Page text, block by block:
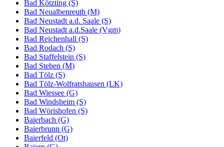
Bad Kötzting (S)
Bad Neualbenreuth (M)
Bad Neustadt a.d. Saale (S)
Bad Neustadt a.d.Saale (Vgm)
Bad Reichenhall (S)
Bad Rodach (S)
Bad Staffelstein (S)
Bad Steben (M)
Bad Tölz (S)
Bad Tölz-Wolfratshausen (LK)
Bad Wiessee (G)
Bad Windsheim (S)
Bad Wörishofen (S)
Baierbach (G)
Baierbrunn (G)
Baierfeld (Ot)